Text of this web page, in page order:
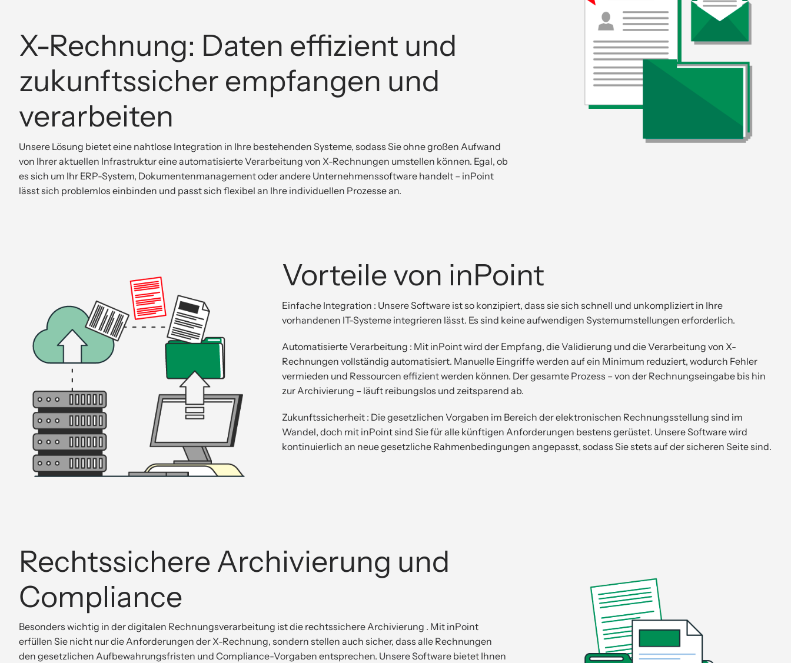
X-Rechnung: Daten effizient und
zukunftssicher empfangen und
verarbeiten
Unsere Lösung bietet eine nahtlose Integration in Ihre bestehenden Systeme, sodass Sie ohne großen Aufwand
von Ihrer aktuellen Infrastruktur eine automatisierte Verarbeitung von X-Rechnungen umstellen können. Egal, ob
es sich um Ihr ERP-System, Dokumentenmanagement oder andere Unternehmenssoftware handelt – inPoint
lässt sich problemlos einbinden und passt sich flexibel an Ihre individuellen Prozesse an.
Vorteile von inPoint
Einfache Integration : Unsere Software ist so konzipiert, dass sie sich schnell und unkompliziert in Ihre
vorhandenen IT-Systeme integrieren lässt. Es sind keine aufwendigen Systemumstellungen erforderlich.
Automatisierte Verarbeitung : Mit inPoint wird der Empfang, die Validierung und die Verarbeitung von X-
Rechnungen vollständig automatisiert. Manuelle Eingriffe werden auf ein Minimum reduziert, wodurch Fehler
vermieden und Ressourcen effizient werden können. Der gesamte Prozess – von der Rechnungseingabe bis hin
zur Archivierung – läuft reibungslos und zeitsparend ab.
Zukunftssicherheit : Die gesetzlichen Vorgaben im Bereich der elektronischen Rechnungsstellung sind im
Wandel, doch mit inPoint sind Sie für alle künftigen Anforderungen bestens gerüstet. Unsere Software wird
kontinuierlich an neue gesetzliche Rahmenbedingungen angepasst, sodass Sie stets auf der sicheren Seite sind.
Rechtssichere Archivierung und
Compliance
Besonders wichtig in der digitalen Rechnungsverarbeitung ist die rechtssichere Archivierung . Mit inPoint
erfüllen Sie nicht nur die Anforderungen der X-Rechnung, sondern stellen auch sicher, dass alle Rechnungen
den gesetzlichen Aufbewahrungsfristen und Compliance-Vorgaben entsprechen. Unsere Software bietet Ihnen